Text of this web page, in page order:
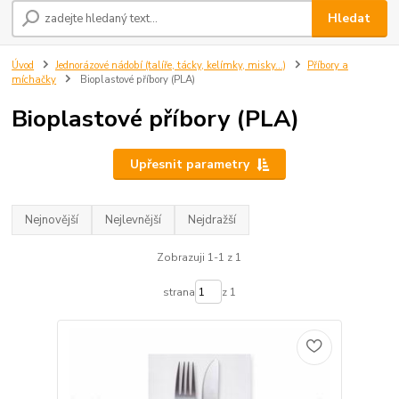
Hledat
Úvod Jednorázové nádobí (talíře, tácky, kelímky, misky...)
Příbory a
míchačky
Bioplastové příbory (PLA)
Bioplastové příbory (PLA)
Upřesnit parametry
Nejnovější Nejlevnější Nejdražší
Zobrazuji 1-1 z 1
strana z 1